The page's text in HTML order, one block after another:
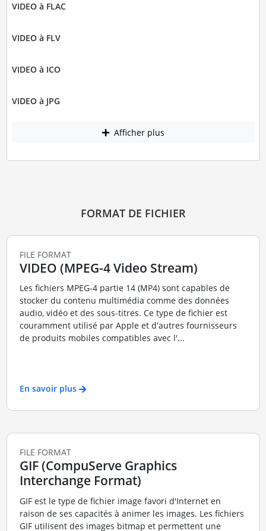
VIDEO à FLAC
VIDEO à FLV
VIDEO à ICO
VIDEO à JPG
Afficher plus
FORMAT DE FICHIER
FILE FORMAT
VIDEO (MPEG-4 Video Stream)
Les fichiers MPEG-4 partie 14 (MP4) sont capables de
stocker du contenu multimédia comme des données
audio, vidéo et des sous-titres. Ce type de fichier est
couramment utilisé par Apple et d'autres fournisseurs
de produits mobiles compatibles avec l'...
En savoir plus
FILE FORMAT
GIF (CompuServe Graphics
Interchange Format)
GIF est le type de fichier image favori d'Internet en
raison de ses capacités à animer les images. Les fichiers
GIF utilisent des images bitmap et permettent une